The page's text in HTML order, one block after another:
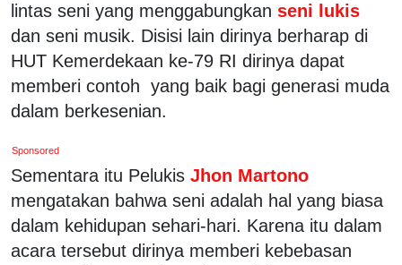
lintas seni yang menggabungkan seni lukis
dan seni musik. Disisi lain dirinya berharap di
HUT Kemerdekaan ke-79 RI dirinya dapat
memberi contoh yang baik bagi generasi muda
dalam berkesenian.
Sponsored
Sementara itu Pelukis Jhon Martono
mengatakan bahwa seni adalah hal yang biasa
dalam kehidupan sehari-hari. Karena itu dalam
acara tersebut dirinya memberi kebebasan